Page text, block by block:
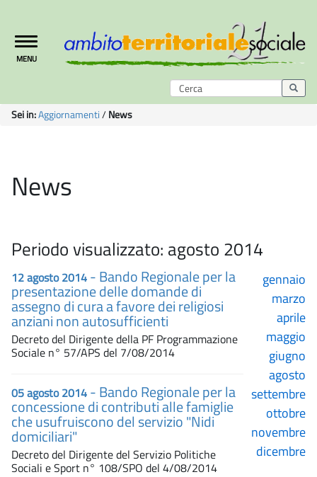
Toggle
navigation
MENU
Sei in:Aggiornamenti/News
News
Periodo visualizzato: agosto 2014
12 agosto 2014 - Bando Regionale per la
presentazione delle domande di
assegno di cura a favore dei religiosi
anziani non autosufficienti
Decreto del Dirigente della PF Programmazione
Sociale n° 57/APS del 7/08/2014
05 agosto 2014 - Bando Regionale per la
concessione di contributi alle famiglie
che usufruiscono del servizio "Nidi
domiciliari"
Decreto del Dirigente del Servizio Politiche
Sociali e Sport n° 108/SPO del 4/08/2014
gennaio
marzo
aprile
maggio
giugno
agosto
settembre
ottobre
novembre
dicembre